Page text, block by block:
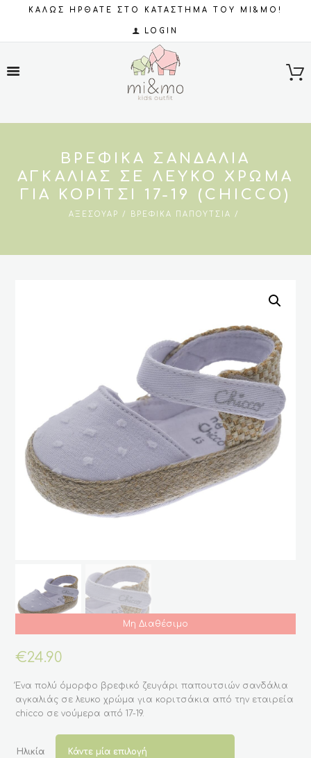
ΚΑΛΩΣ ΗΡΘΑΤΕ ΣΤΟ ΚΑΤΑΣΤΗΜΑ ΤΟΥ MI&MO!
LOGIN
ΒΡΕΦΙΚΆ ΣΑΝΔΆΛΙΑ
ΑΓΚΑΛΙΆΣ ΣΕ ΛΕΥΚΟ ΧΡΏΜΑ
ΓΙΑ ΚΟΡΊΤΣΙ 17-19 (CHICCO)
ΑΞΕΣΟΥΆΡ ΒΡΕΦΙΚΆ ΠΑΠΟΎΤΣΙΑ
Μη Διαθέσιμο
€24.90
Ένα πολύ όμορφο βρεφικό ζευγάρι παπουτσιών σανδάλια
αγκαλιάς σε λευκο χρώμα για κοριτσάκια από την εταιρεία
chicco σε νούμερα από 17-19.
Ηλικία